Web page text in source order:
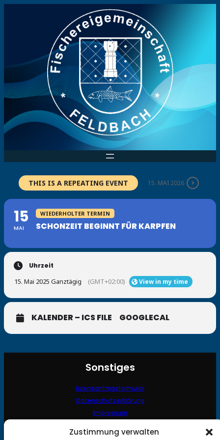
Zustimmung verwalten
THIS IS A REPEATING EVENT 15. MAI 2026
15
MAI
WIEDERHOLTER TERMIN
SCHONZEIT BEGINNT FÜR KARPFEN
Uhrzeit
15. Mai 2025 Ganztägig (GMT+02:00) View in my time
KALENDER – ICS FILE GOOGLECAL
Sonstiges
Lizenzantragsformular
Datenschutzerklärung
Impressum